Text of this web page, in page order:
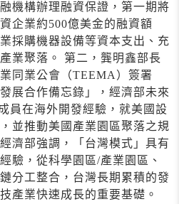
機構辦理融資保證，第一期將
企業約500億美金的融資額
採購機器設備等資本支出、充
業聚落。 第二，龔明鑫部長
同業公會（TEEMA）簽署
展合作備忘錄」，經濟部未來
員在海外開發經驗，就美國設
並推動美國產業園區聚落之規
濟部強調，「台灣模式」具有
驗，從科學園區/產業園區、
分工整合，台灣長期累積的發
產業快速成長的重要基礎。